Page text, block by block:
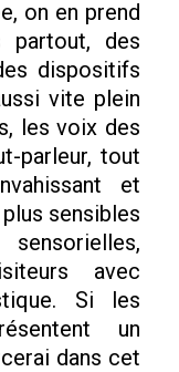
on en prend
partout, des
dispositifs
vite plein
les voix des
parleur, tout
et
sensibles
avec
Si les
un
dans cet